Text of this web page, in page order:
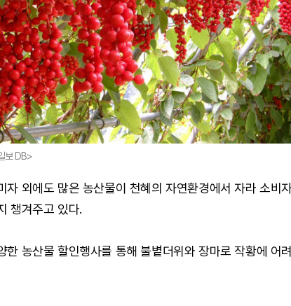
보 DB>
자 외에도 많은 농산물이 천혜의 자연환경에서 자라 소비
챙겨주고 있다.
한 농산물 할인행사를 통해 불볕더위와 장마로 작황에 어